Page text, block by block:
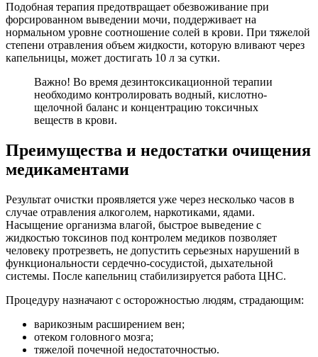
Подобная терапия предотвращает обезвоживание при
форсированном выведении мочи, поддерживает на
нормальном уровне соотношение солей в крови. При тяжелой
степени отравления объем жидкости, которую вливают через
капельницы, может достигать 10 л за сутки.
Важно! Во время дезинтоксикационной терапии
необходимо контролировать водный, кислотно-
щелочной баланс и концентрацию токсичных
веществ в крови.
Преимущества и недостатки очищения
медикаментами
Результат очистки проявляется уже через несколько часов в
случае отравления алкоголем, наркотиками, ядами.
Насыщение организма влагой, быстрое выведение с
жидкостью токсинов под контролем медиков позволяет
человеку протрезветь, не допустить серьезных нарушений в
функциональности сердечно-сосудистой, дыхательной
системы. После капельниц стабилизируется работа ЦНС.
Процедуру назначают с осторожностью людям, страдающим:
варикозным расширением вен;
отеком головного мозга;
тяжелой почечной недостаточностью.